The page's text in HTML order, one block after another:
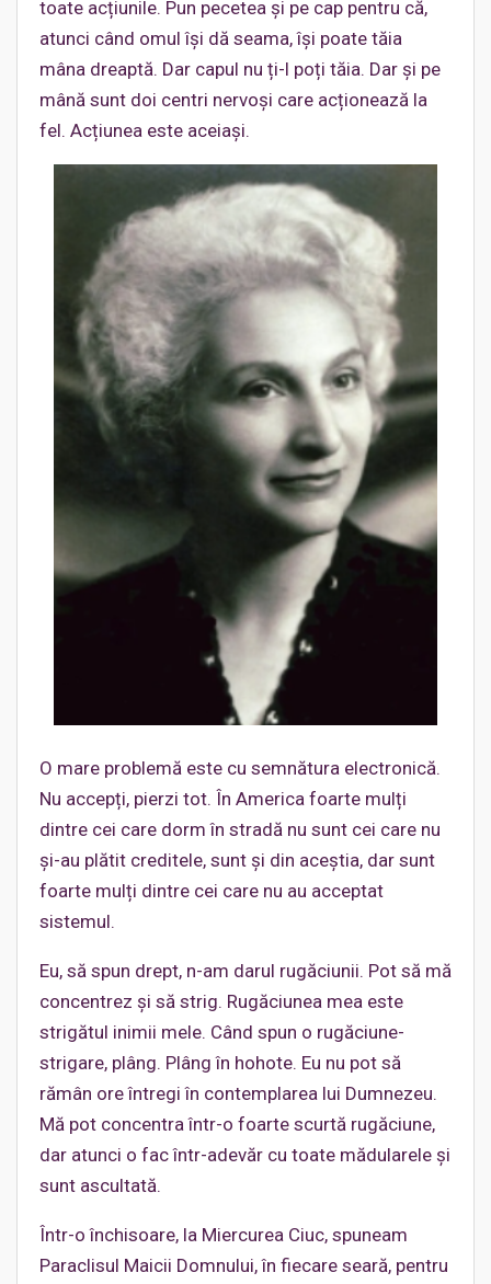
toate acțiunile. Pun pecetea și pe cap pentru că,
atunci când omul își dă seama, își poate tăia
mâna dreaptă. Dar capul nu ți-l poți tăia. Dar și pe
mână sunt doi centri nervoși care acționează la
fel. Acțiunea este aceiași.
O mare problemă este cu semnătura electronică.
Nu accepți, pierzi tot. În America foarte mulți
dintre cei care dorm în stradă nu sunt cei care nu
și-au plătit creditele, sunt și din aceștia, dar sunt
foarte mulți dintre cei care nu au acceptat
sistemul.
Eu, să spun drept, n-am darul rugăciunii. Pot să mă
concentrez și să strig. Rugăciunea mea este
strigătul inimii mele. Când spun o rugăciune-
strigare, plâng. Plâng în hohote. Eu nu pot să
rămân ore întregi în contemplarea lui Dumnezeu.
Mă pot concentra într-o foarte scurtă rugăciune,
dar atunci o fac într-adevăr cu toate mădularele și
sunt ascultată.
Într-o închisoare, la Miercurea Ciuc, spuneam
Paraclisul Maicii Domnului, în fiecare seară, pentru